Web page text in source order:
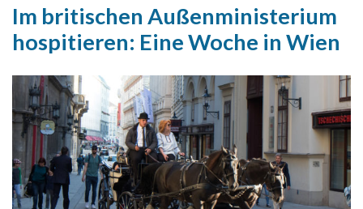
Sie
Im britischen Außenministerium
hospitieren: Eine Woche in Wien